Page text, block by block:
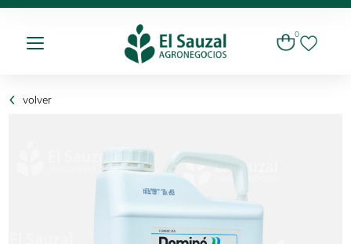
0
volver